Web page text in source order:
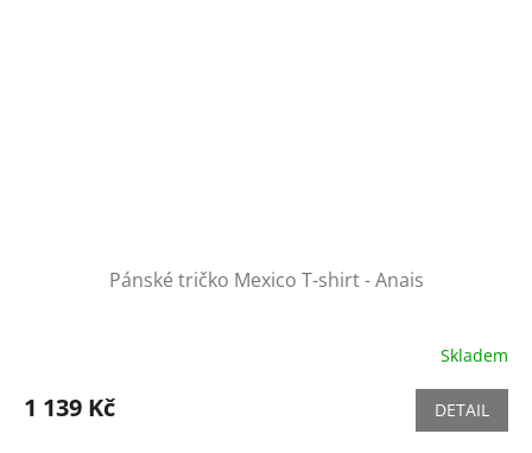
Pánské tričko Mexico T-shirt - Anais
Skladem
1 139 Kč DETAIL